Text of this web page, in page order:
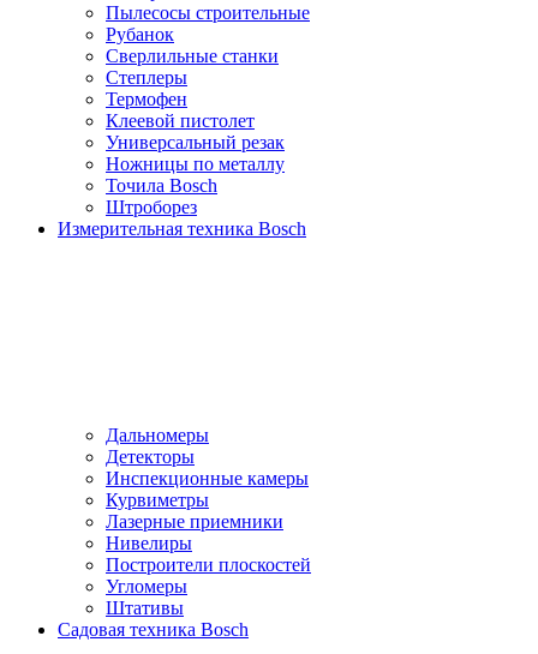
Пылесосы cтроительные
Рубанок
Сверлильные станки
Степлеры
Термофен
Клеевой пистолет
Универсальный резак
Ножницы по металлу
Точила Bosch
Штроборез
Измерительная техника Bosch
Дальномеры
Детекторы
Инспекционные камеры
Курвиметры
Лазерные приемники
Нивелиры
Построители плоскостей
Угломеры
Штативы
Садовая техника Bosch